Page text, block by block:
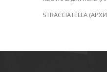
STRACCIATELLA